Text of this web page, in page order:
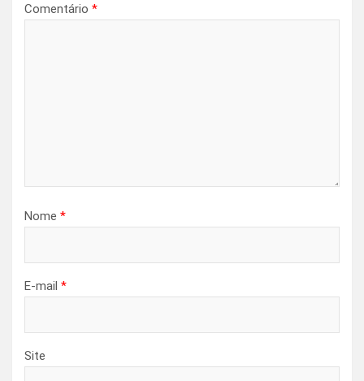
Comentário *
Nome *
E-mail *
Site